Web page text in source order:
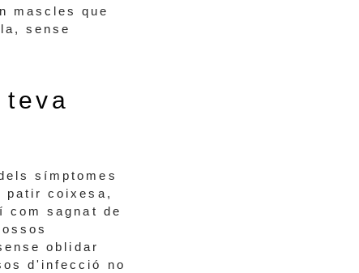
mascles que
sense
símptomes
patir coixesa,
com sagnat de
oblidar
d'infecció no